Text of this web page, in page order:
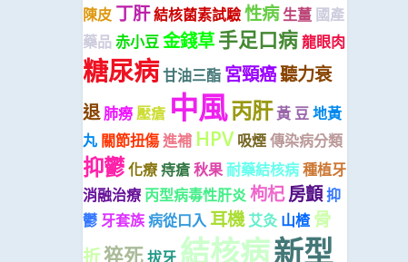
陳皮 丁肝結核菌素試驗性病 生薑 國產
藥品 赤小豆金錢草手足口病龍眼肉
糖尿病甘油三酯 宮頸癌聽力衰
退肺癆壓瘡 中風丙肝黃 豆地黃
丸 關節扭傷進補 HPV 吸煙傳染病分類
抑鬱化療痔瘡秋果耐藥結核病種植牙
消融治療 丙型病毒性肝炎枸杞房顫抑
鬱牙套族病從口入 耳機 艾灸 山楂 骨
折猝死拔牙 結核病新型